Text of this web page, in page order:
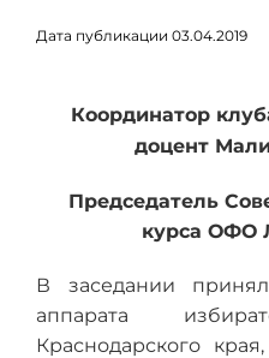
Дата публикации 03.04.2019
Координатор
доцент
Председатель
курса ОФО
В заседании
аппарата
Краснодарского